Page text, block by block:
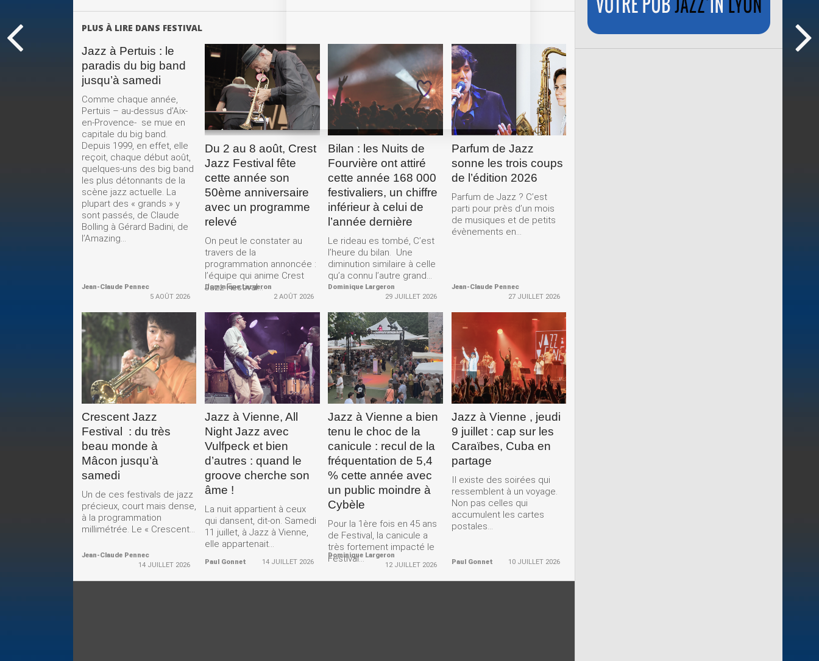
PLUS À LIRE DANS FESTIVAL
Jazz à Pertuis : le
paradis du big band
jusqu’à samedi
Comme chaque année,
Pertuis – au-dessus d’Aix-
en-Provence- se mue en
capitale du big band.
Depuis 1999, en effet, elle
reçoit, chaque début août,
quelques-uns des big band
les plus détonnants de la
scène jazz actuelle. La
plupart des « grands » y
sont passés, de Claude
Bolling à Gérard Badini, de
l’Amazing...
Jean-Claude Pennec
5 AOÛT 2026
LIRE LA
SUITE
Du 2 au 8 août, Crest
Jazz Festival fête
cette année son
50ème anniversaire
avec un programme
relevé
On peut le constater au
travers de la
programmation annoncée :
l’équipe qui anime Crest
Jazz Festival...
Dominique Largeron
2 AOÛT 2026
LIRE LA
SUITE
Bilan : les Nuits de
Fourvière ont attiré
cette année 168 000
festivaliers, un chiffre
inférieur à celui de
l’année dernière
Le rideau es tombé, C’est
l’heure du bilan. Une
diminution similaire à celle
qu’a connu l’autre grand...
Dominique Largeron
29 JUILLET 2026
Parfum de Jazz
sonne les trois coups
de l’édition 2026
Parfum de Jazz ? C’est
parti pour près d’un mois
de musiques et de petits
évènements en...
Jean-Claude Pennec
27 JUILLET 2026
LIRE LA
SUITE
Crescent Jazz
Festival : du très
beau monde à
Mâcon jusqu’à
samedi
Un de ces festivals de jazz
précieux, court mais dense,
à la programmation
millimétrée. Le « Crescent...
Jean-Claude Pennec
14 JUILLET 2026
LIRE LA
SUITE
Jazz à Vienne, All
Night Jazz avec
Vulfpeck et bien
d’autres : quand le
groove cherche son
âme !
La nuit appartient à ceux
qui dansent, dit-on. Samedi
11 juillet, à Jazz à Vienne,
elle appartenait...
Paul Gonnet 14 JUILLET 2026
LIRE LA
SUITE
Jazz à Vienne a bien
tenu le choc de la
canicule : recul de la
fréquentation de 5,4
% cette année avec
un public moindre à
Cybèle
Pour la 1ère fois en 45 ans
de Festival, la canicule a
très fortement impacté le
Festival...
Dominique Largeron
12 JUILLET 2026
LIRE LA
SUITE
Jazz à Vienne , jeudi
9 juillet : cap sur les
Caraïbes, Cuba en
partage
Il existe des soirées qui
ressemblent à un voyage.
Non pas celles qui
accumulent les cartes
postales...
Paul Gonnet 10 JUILLET 2026